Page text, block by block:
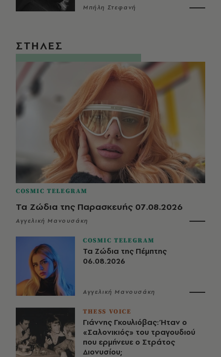
Μπήλη Στεφανή
ΣΤΗΛΕΣ
COSMIC TELEGRAM
Τα Ζώδια της Παρασκευής 07.08.2026
Αγγελική Μανουσάκη
COSMIC TELEGRAM
Τα Ζώδια της Πέμπτης
06.08.2026
Αγγελική Μανουσάκη
THESS VOICE
Γιάννης Γκουλιόβας: Ήταν ο
«Σαλονικιός» του τραγουδιού
που ερμήνευε ο Στράτος
Διονυσίου;